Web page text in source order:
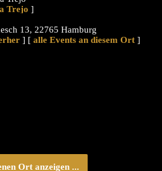
]
13, 22765 Hamburg
] [ alle Events an diesem Ort ]